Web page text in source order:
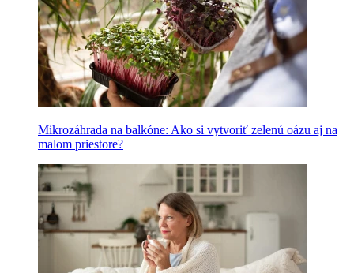
Mikrozáhrada na balkóne: Ako si vytvoriť zelenú oázu aj na
malom priestore?